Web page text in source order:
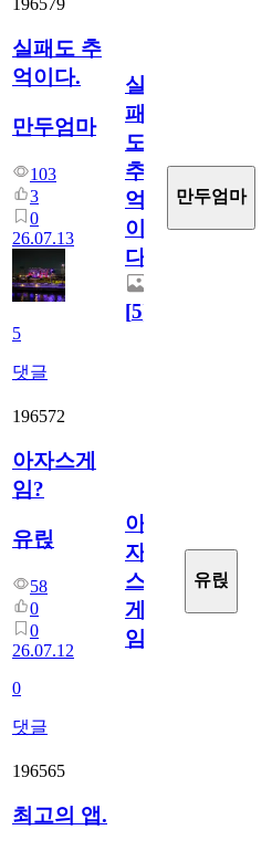
실패도 추
억이다.
만두엄마
103
3
0
26.07.13
5
댓글
실
패
도
추
억
이
다.
[5]
만두엄마
196572
아자스게
임?
유릱
58
0
0
26.07.12
0
댓글
아
자
스
게
임?
유릱
196565
최고의 앱.